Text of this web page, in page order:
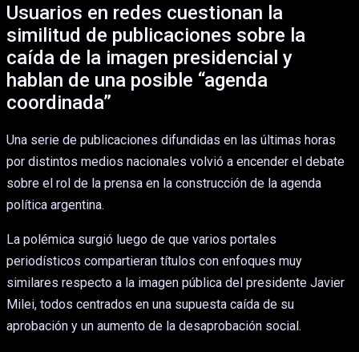
Usuarios en redes cuestionan la
similitud de publicaciones sobre la
caída de la imagen presidencial y
hablan de una posible “agenda
coordinada”
Una serie de publicaciones difundidas en las últimas horas
por distintos medios nacionales volvió a encender el debate
sobre el rol de la prensa en la construcción de la agenda
política argentina.
La polémica surgió luego de que varios portales
periodísticos compartieran títulos con enfoques muy
similares respecto a la imagen pública del presidente Javier
Milei, todos centrados en una supuesta caída de su
aprobación y un aumento de la desaprobación social.